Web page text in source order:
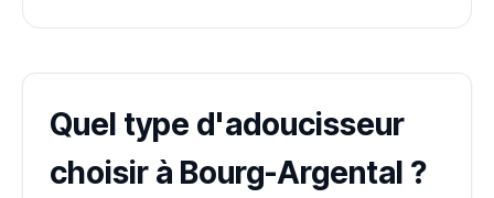
Quel type d'adoucisseur
choisir à Bourg-Argental ?